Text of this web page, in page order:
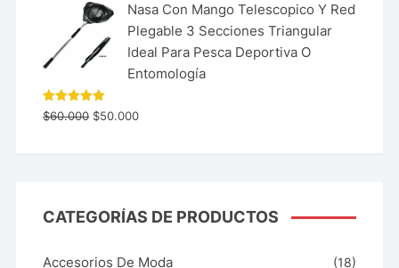
Nasa Con Mango Telescopico Y Red
Plegable 3 Secciones Triangular
Ideal Para Pesca Deportiva O
Entomología
Valorado
con 5.00
$60.000 $50.000
CATEGORÍAS DE PRODUCTOS
Accesorios De Moda (18)